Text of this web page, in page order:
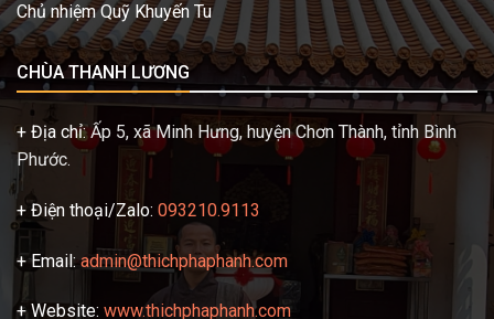
Chủ nhiệm Quỹ Khuyến Tu
CHÙA THANH LƯƠNG
+ Địa chỉ:Ấp 5, xã Minh Hưng, huyện Chơn Thành, tỉnh Bình
Phước.
+ Điện thoại/Zalo: 093210.9113
+ Email:admin@thichphaphanh.com
+ Website: www.thichphaphanh.com